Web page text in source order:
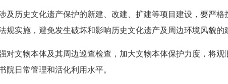
史文化遗产保护的新建、改建、扩建等项目建设，要严格
实施，避免发生破坏和影响历史文化遗产及周边环境风貌的
文物本体及其周边巡查检查，加大文物本体保护力度，将观
日常管理和活化利用水平。